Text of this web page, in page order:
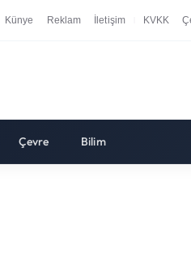
Künye Reklam İletişim KVKK
Çevre Bilim